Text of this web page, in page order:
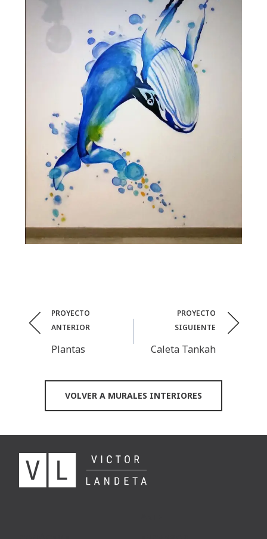
Post
navigation
PROYECTO
ANTERIOR
Plantas
PROYECTO
SIGUIENTE
Caleta Tankah
VOLVER A MURALES INTERIORES